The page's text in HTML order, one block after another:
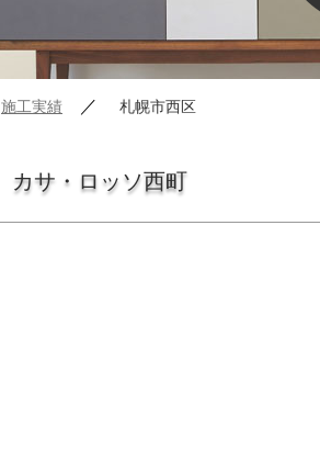
施工実績 ／ 札幌市西区
カサ・ロッソ西町